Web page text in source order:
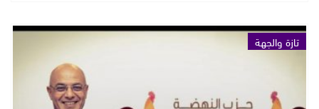
تازة والجهة